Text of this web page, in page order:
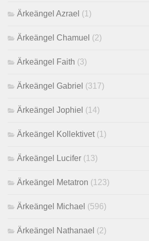
Ärkeängel Azrael (1)
Ärkeängel Chamuel (2)
Ärkeängel Faith (3)
Ärkeängel Gabriel (317)
Ärkeängel Jophiel (14)
Ärkeängel Kollektivet (1)
Ärkeängel Lucifer (13)
Ärkeängel Metatron (123)
Ärkeängel Michael (596)
Ärkeängel Nathanael (2)